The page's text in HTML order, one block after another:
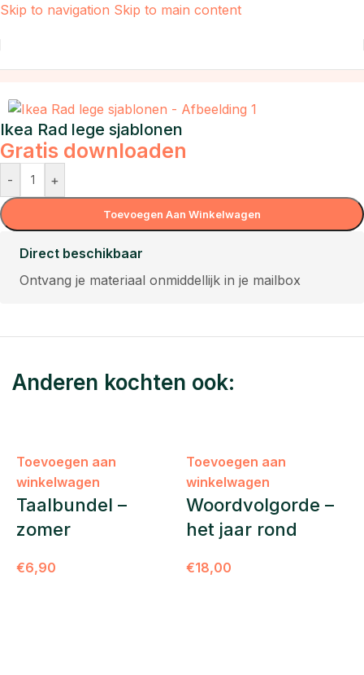
Skip to navigation Skip to main content
Ikea Rad lege sjablonen
Gratis downloaden
- +
Toevoegen Aan Winkelwagen
Direct beschikbaar
Ontvang je materiaal onmiddellijk in je mailbox
Anderen kochten ook:
Toevoegen aan
winkelwagen
Taalbundel –
zomer
€6,90
Toevoegen aan
winkelwagen
Woordvolgorde –
het jaar rond
€18,00